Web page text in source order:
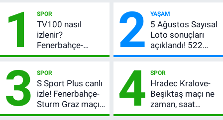
1 SPOR
TV100 nasıl
izlenir?
Fenerbahçe-
Sturm Graz maçı
bilgileri
2 YAŞAM
5 Ağustos Sayısal
Loto sonuçları
açıklandı! 522
milyon TL devretti
3 SPOR
S Sport Plus canlı
izle! Fenerbahçe-
Sturm Graz maçı
nasıl izlenir?
4 SPOR
Hradec Kralove-
Beşiktaş maçı ne
zaman, saat
kaçta? Şifresiz